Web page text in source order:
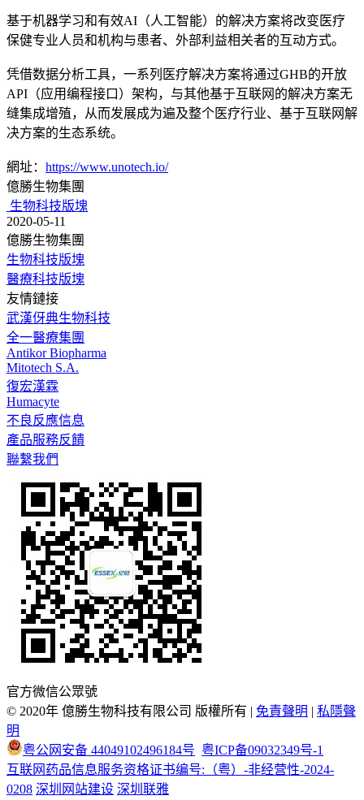
基于机器学习和有效AI（人工智能）的解决方案将改变医疗
保健专业人员和机构与患者、外部利益相关者的互动方式。
凭借数据分析工具，一系列医疗解决方案将通过GHB的开放
API（应用编程接口）架构，与其他基于互联网的解决方案无
缝集成增殖，从而发展成为遍及整个医疗行业、基于互联网解
决方案的生态系统。
網址： https://www.unotech.io/
億勝生物集團
生物科技版塊
2020-05-11
億勝生物集團
生物科技版塊
醫療科技版塊
友情鏈接
武漢伢典生物科技
全一醫療集團
Antikor Biopharma
Mitotech S.A.
復宏漢霖
Humacyte
不良反應信息
產品服務反饋
聯繫我們
官方微信公眾號
© 2020年 億勝生物科技有限公司 版權所有 | 免責聲明 | 私隱聲
明
粤公网安备 44049102496184号 粤ICP备09032349号-1
互联网药品信息服务资格证书编号:（粤）-非经营性-2024-
0208 深圳网站建设 深圳联雅